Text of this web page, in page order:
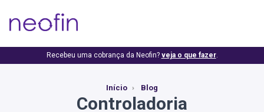
Recebeu uma cobrança da Neofin? veja o que fazer.
Início Blog
Controladoria